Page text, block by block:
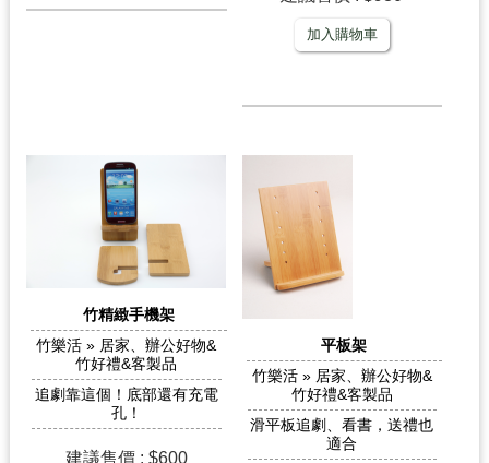
加入購物車
竹精緻手機架
竹樂活 » 居家、辦公好物&
竹好禮&客製品
追劇靠這個！底部還有充電
孔！
建議售價 : $600
平板架
竹樂活 » 居家、辦公好物&
竹好禮&客製品
滑平板追劇、看書，送禮也
適合